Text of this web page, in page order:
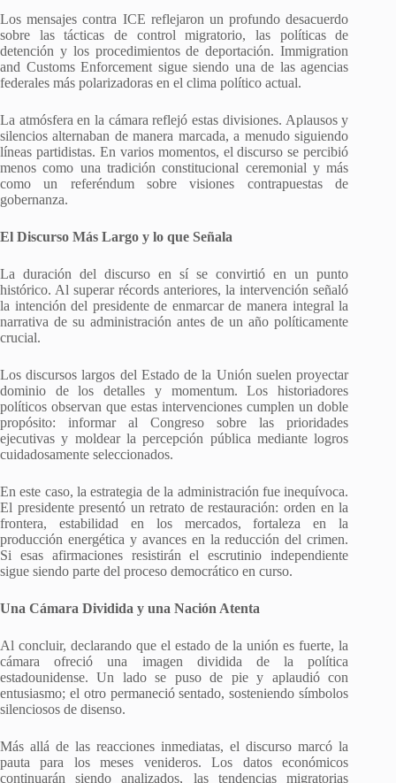
Los mensajes contra ICE reflejaron un profundo desacuerdo
sobre las tácticas de control migratorio, las políticas de
detención y los procedimientos de deportación. Immigration
and Customs Enforcement sigue siendo una de las agencias
federales más polarizadoras en el clima político actual.
La atmósfera en la cámara reflejó estas divisiones. Aplausos y
silencios alternaban de manera marcada, a menudo siguiendo
líneas partidistas. En varios momentos, el discurso se percibió
menos como una tradición constitucional ceremonial y más
como un referéndum sobre visiones contrapuestas de
gobernanza.
El Discurso Más Largo y lo que Señala
La duración del discurso en sí se convirtió en un punto
histórico. Al superar récords anteriores, la intervención señaló
la intención del presidente de enmarcar de manera integral la
narrativa de su administración antes de un año políticamente
crucial.
Los discursos largos del Estado de la Unión suelen proyectar
dominio de los detalles y momentum. Los historiadores
políticos observan que estas intervenciones cumplen un doble
propósito: informar al Congreso sobre las prioridades
ejecutivas y moldear la percepción pública mediante logros
cuidadosamente seleccionados.
En este caso, la estrategia de la administración fue inequívoca.
El presidente presentó un retrato de restauración: orden en la
frontera, estabilidad en los mercados, fortaleza en la
producción energética y avances en la reducción del crimen.
Si esas afirmaciones resistirán el escrutinio independiente
sigue siendo parte del proceso democrático en curso.
Una Cámara Dividida y una Nación Atenta
Al concluir, declarando que el estado de la unión es fuerte, la
cámara ofreció una imagen dividida de la política
estadounidense. Un lado se puso de pie y aplaudió con
entusiasmo; el otro permaneció sentado, sosteniendo símbolos
silenciosos de disenso.
Más allá de las reacciones inmediatas, el discurso marcó la
pauta para los meses venideros. Los datos económicos
continuarán siendo analizados, las tendencias migratorias